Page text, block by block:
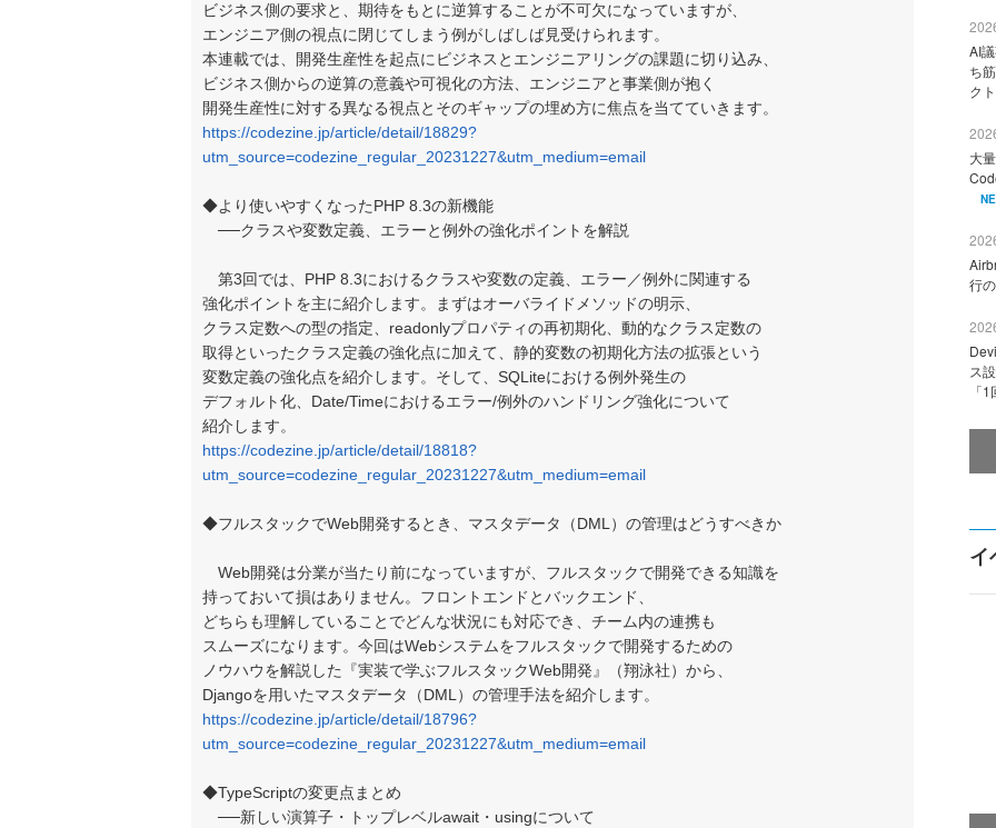
ビジネス側の要求と、期待をもとに逆算することが不可欠になっていますが、
エンジニア側の視点に閉じてしまう例がしばしば見受けられます。
本連載では、開発生産性を起点にビジネスとエンジニアリングの課題に切り込み、
ビジネス側からの逆算の意義や可視化の方法、エンジニアと事業側が抱く
開発生産性に対する異なる視点とそのギャップの埋め方に焦点を当てていきます。
https://codezine.jp/article/detail/18829?
utm_source=codezine_regular_20231227&utm_medium=email
◆より使いやすくなったPHP 8.3の新機能
──クラスや変数定義、エラーと例外の強化ポイントを解説
第3回では、PHP 8.3におけるクラスや変数の定義、エラー／例外に関連する
強化ポイントを主に紹介します。まずはオーバライドメソッドの明示、
クラス定数への型の指定、readonlyプロパティの再初期化、動的なクラス定数の
取得といったクラス定義の強化点に加えて、静的変数の初期化方法の拡張という
変数定義の強化点を紹介します。そして、SQLiteにおける例外発生の
デフォルト化、Date/Timeにおけるエラー/例外のハンドリング強化について
紹介します。
https://codezine.jp/article/detail/18818?
utm_source=codezine_regular_20231227&utm_medium=email
◆フルスタックでWeb開発するとき、マスタデータ（DML）の管理はどうすべきか
Web開発は分業が当たり前になっていますが、フルスタックで開発できる知識を
持っておいて損はありません。フロントエンドとバックエンド、
どちらも理解していることでどんな状況にも対応でき、チーム内の連携も
スムーズになります。今回はWebシステムをフルスタックで開発するための
ノウハウを解説した『実装で学ぶフルスタックWeb開発』（翔泳社）から、
Djangoを用いたマスタデータ（DML）の管理手法を紹介します。
https://codezine.jp/article/detail/18796?
utm_source=codezine_regular_20231227&utm_medium=email
◆TypeScriptの変更点まとめ
──新しい演算子・トップレベルawait・usingについて
AI
ち
ク
大
行
ス
「
イ